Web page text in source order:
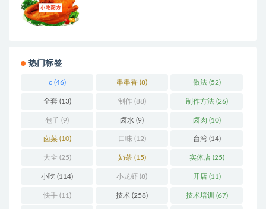
热门标签
c (46) 串串香 (8) 做法(52)
全套 (13) 制作 (88) 制作方法(26)
包子 (9) 卤水 (9) 卤肉 (10)
卤菜(10) 口味 (12) 台湾(14)
大全 (25) 奶茶(15) 实体店(25)
小吃 (114) 小龙虾 (8) 开店(11)
快手(11) 技术 (258) 技术培训 (67)